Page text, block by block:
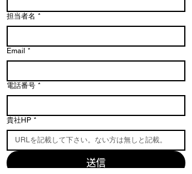
担当者名 *
Email *
電話番号 *
貴社HP *
送信